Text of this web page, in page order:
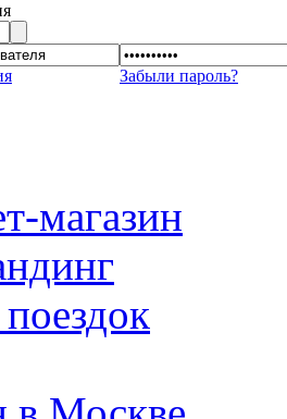
Забыли пароль?
магазин